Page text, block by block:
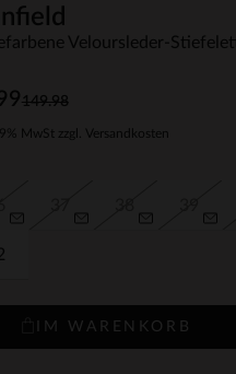
Veloursleder-
149.98
MwSt zzgl. Versandkosten
IM WARENKORB